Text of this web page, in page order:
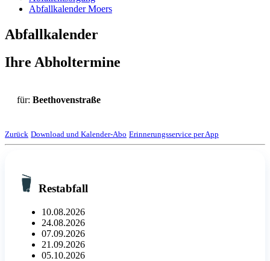
Abfallkalender Moers
Abfallkalender
Ihre Abholtermine
für: Beethovenstraße
Zurück Download und Kalender-Abo Erinnerungsservice per App
Restabfall
10.08.2026
24.08.2026
07.09.2026
21.09.2026
05.10.2026